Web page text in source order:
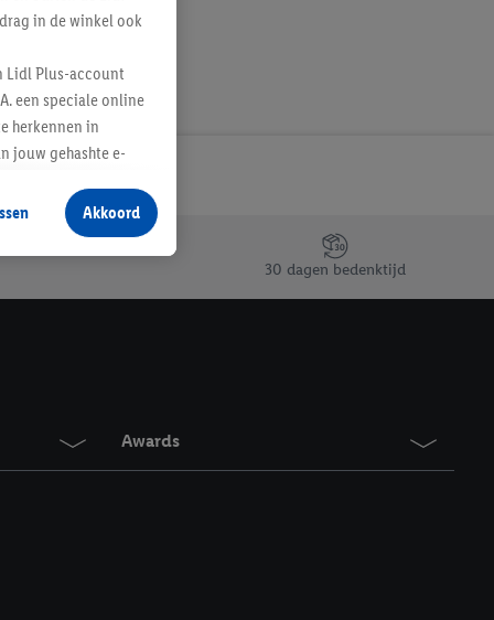
30 dagen bedenktijd
Awards
in de winkel ook
Lidl Plus-account
een speciale online
herkennen in
jouw gehashte e-
producten waarin je
te plaatsen
verschillende
kunnen worden
vergelijkbare
in te
Akkoord